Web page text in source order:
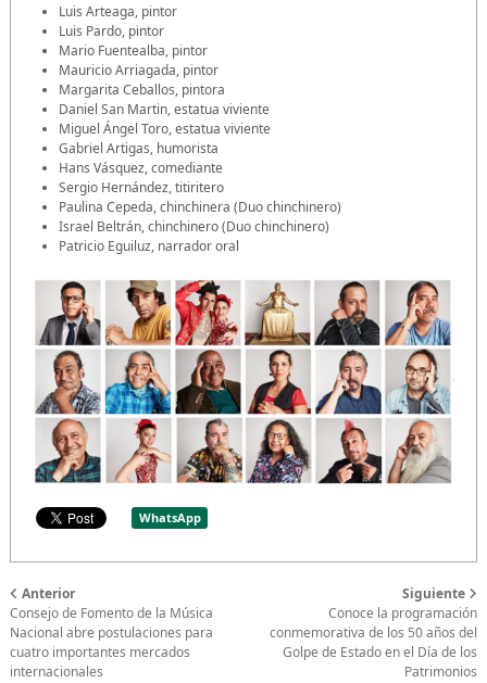
Luis Arteaga, pintor
Luis Pardo, pintor
Mario Fuentealba, pintor
Mauricio Arriagada, pintor
Margarita Ceballos, pintora
Daniel San Martin, estatua viviente
Miguel Ángel Toro, estatua viviente
Gabriel Artigas, humorista
Hans Vásquez, comediante
Sergio Hernández, titiritero
Paulina Cepeda, chinchinera (Duo chinchinero)
Israel Beltrán, chinchinero (Duo chinchinero)
Patricio Eguiluz, narrador oral
WhatsApp
Anterior
Consejo de Fomento de la Música
Nacional abre postulaciones para
cuatro importantes mercados
internacionales
Siguiente
Conoce la programación
conmemorativa de los 50 años del
Golpe de Estado en el Día de los
Patrimonios